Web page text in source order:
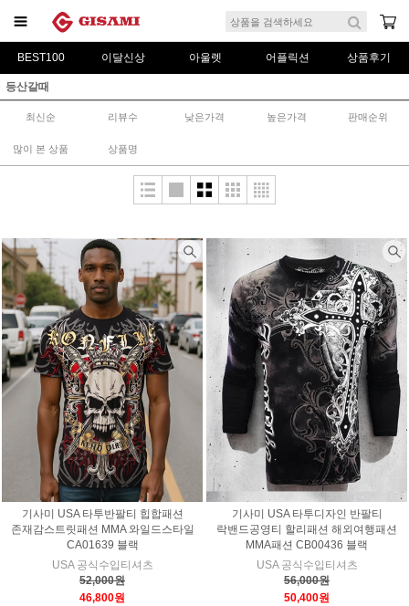
BEST100 이달신상 아울렛 어플릭션 상품후기
등산갈때
최신순 리뷰수 낮은가격 높은가격 판매순위
많이 본 상품 상품명
기사미 USA 타투반팔티 힙합패션
존재감스트릿패션 MMA 와일드스타일
CA01639 블랙
USA 공식수입티셔츠
52,000원
46,800원
기사미 USA 타투디자인 반팔티
락밴드공영티 할리패션 해외여행패션
MMA패션 CB00436 블랙
USA 공식수입티셔츠
56,000원
50,400원